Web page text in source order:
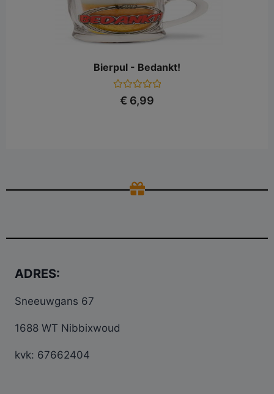
Bierpul - Bedankt!
Gewaardeerd
€ 6,99
ADRES:
Sneeuwgans 67
1688 WT Nibbixwoud
kvk: 67662404